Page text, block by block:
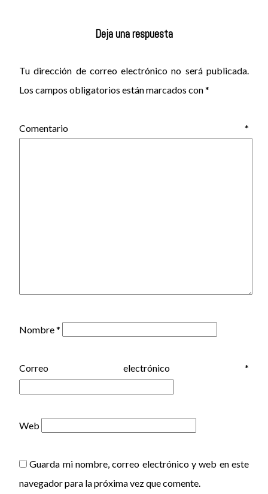
Deja una respuesta
Tu dirección de correo electrónico no será publicada.
Los campos obligatorios están marcados con*
Comentario *
Nombre*
Correo electrónico *
Web
Guarda mi nombre, correo electrónico y web en este
navegador para la próxima vez que comente.